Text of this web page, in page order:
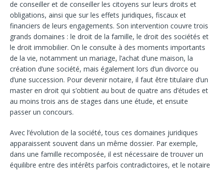
de conseiller et de conseiller les citoyens sur leurs droits et
obligations, ainsi que sur les effets juridiques, fiscaux et
financiers de leurs engagements. Son intervention couvre trois
grands domaines : le droit de la famille, le droit des sociétés et
le droit immobilier. On le consulte à des moments importants
de la vie, notamment un mariage, l’achat d’une maison, la
création d’une société, mais également lors d’un divorce ou
d’une succession. Pour devenir notaire, il faut être titulaire d’un
master en droit qui s’obtient au bout de quatre ans d’études et
au moins trois ans de stages dans une étude, et ensuite
passer un concours.
Avec l’évolution de la société, tous ces domaines juridiques
apparaissent souvent dans un même dossier. Par exemple,
dans une famille recomposée, il est nécessaire de trouver un
équilibre entre des intérêts parfois contradictoires, et le notaire